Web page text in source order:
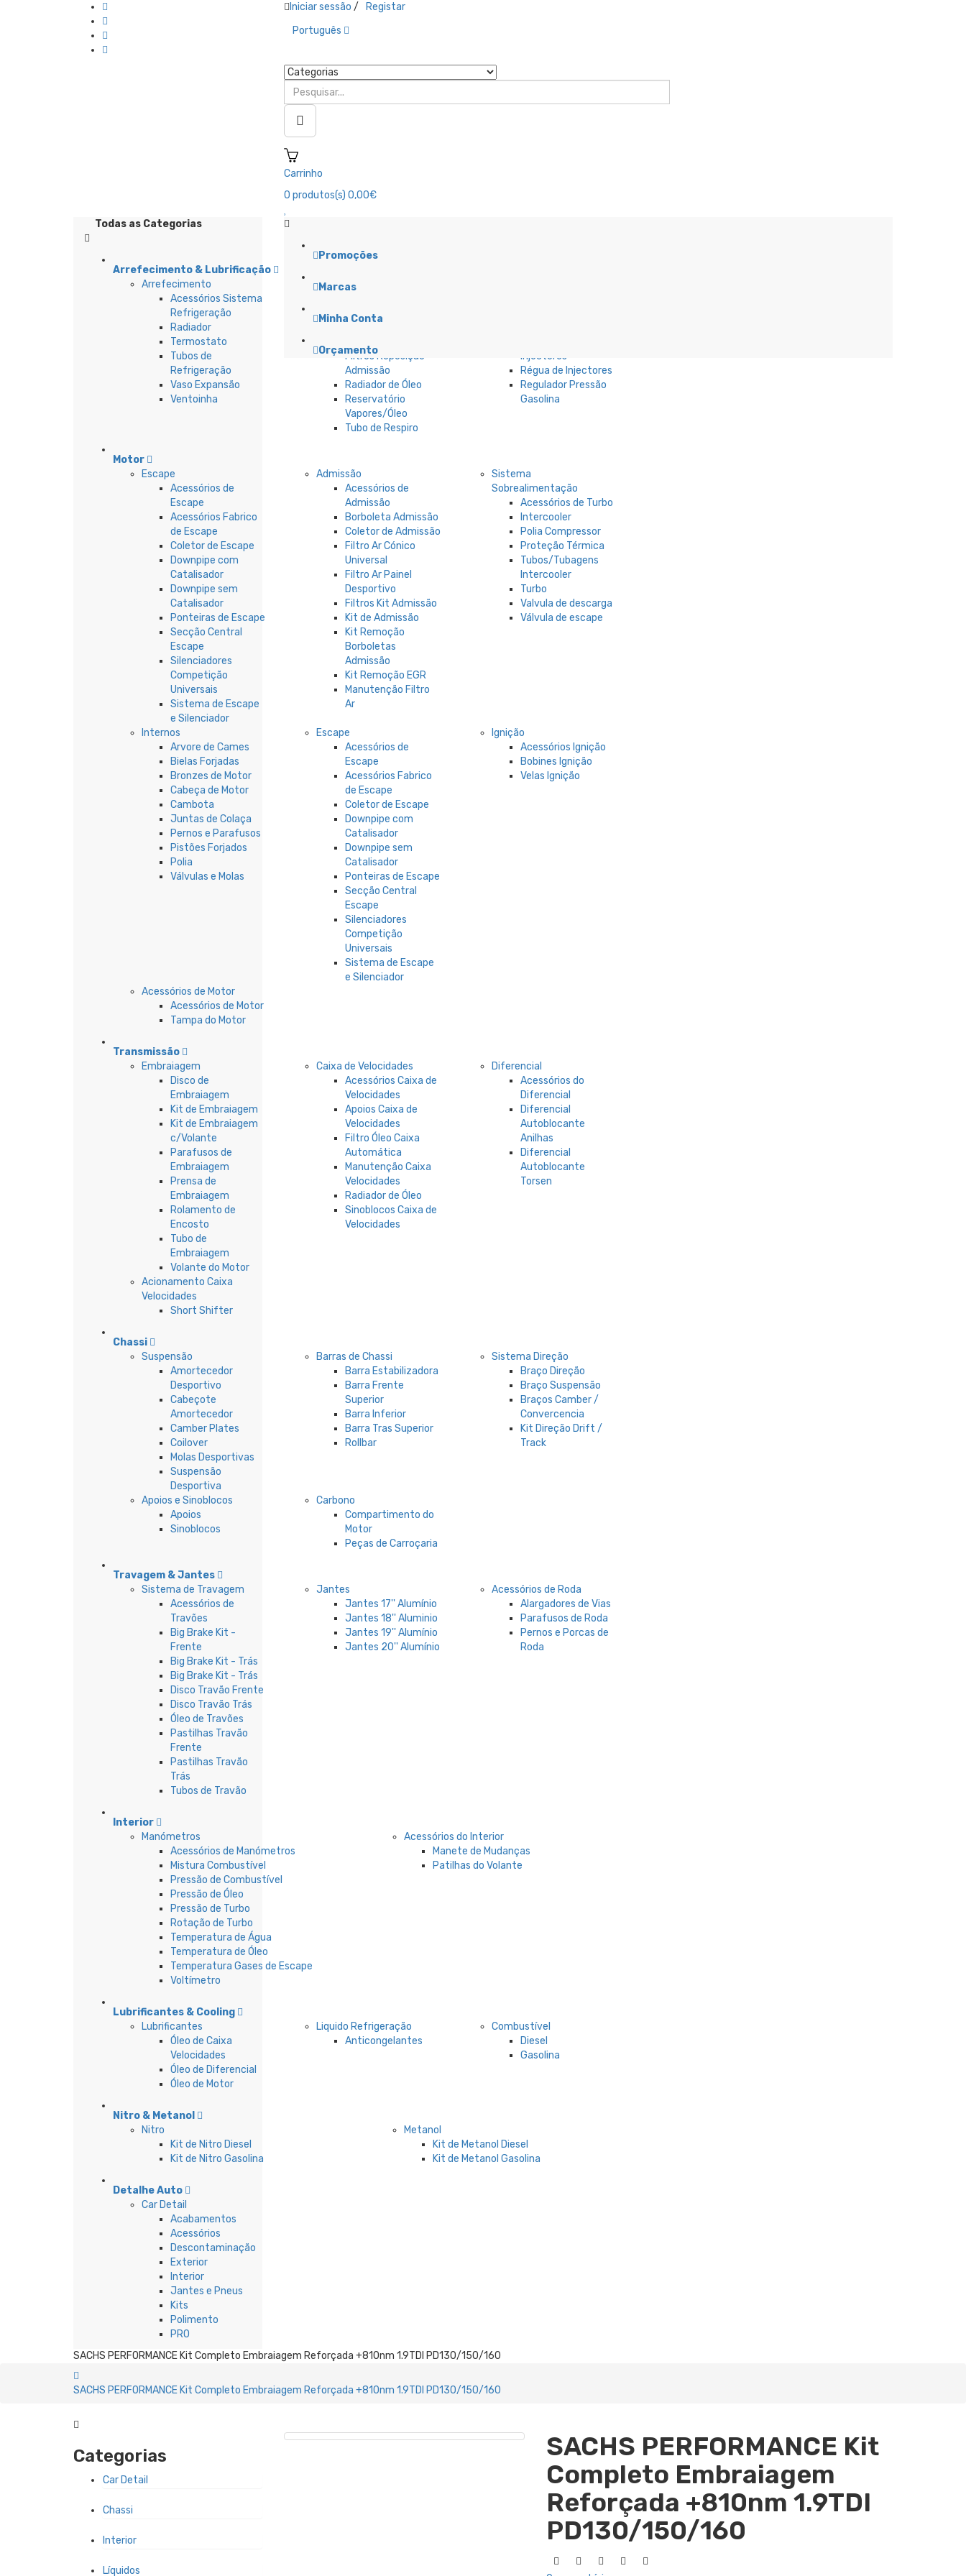
Iniciar sessão /
Registar
Português
Carrinho
0 produtos(s) 0,00€
Todas as Categorias
Arrefecimento & Lubrificação
Arrefecimento
Acessórios Sistema
Refrigeração
Radiador
Termostato
Tubos de
Refrigeração
Vaso Expansão
Ventoinha
Lubrificação
Óleo
Filtros Reposição
Admissão
Radiador de Óleo
Reservatório
Vapores/Óleo
Tubo de Respiro
Injectores
Régua de Injectores
Regulador Pressão
Gasolina
Motor
Escape
Acessórios de
Escape
Acessórios Fabrico
de Escape
Coletor de Escape
Downpipe com
Catalisador
Downpipe sem
Catalisador
Ponteiras de Escape
Secção Central
Escape
Silenciadores
Competição
Universais
Sistema de Escape
e Silenciador
Admissão
Acessórios de
Admissão
Borboleta Admissão
Coletor de Admissão
Filtro Ar Cónico
Universal
Filtro Ar Painel
Desportivo
Filtros Kit Admissão
Kit de Admissão
Kit Remoção
Borboletas
Admissão
Kit Remoção EGR
Manutenção Filtro
Ar
Sistema
Sobrealimentação
Acessórios de Turbo
Intercooler
Polia Compressor
Proteção Térmica
Tubos/Tubagens
Intercooler
Turbo
Valvula de descarga
Válvula de escape
Internos
Arvore de Cames
Bielas Forjadas
Bronzes de Motor
Cabeça de Motor
Cambota
Juntas de Colaça
Pernos e Parafusos
Pistões Forjados
Polia
Válvulas e Molas
Escape
Acessórios de
Escape
Acessórios Fabrico
de Escape
Coletor de Escape
Downpipe com
Catalisador
Downpipe sem
Catalisador
Ponteiras de Escape
Secção Central
Escape
Silenciadores
Competição
Universais
Sistema de Escape
e Silenciador
Ignição
Acessórios Ignição
Bobines Ignição
Velas Ignição
Acessórios de Motor
Acessórios de Motor
Tampa do Motor
Transmissão
Embraiagem
Disco de
Embraiagem
Kit de Embraiagem
Kit de Embraiagem
c/Volante
Parafusos de
Embraiagem
Prensa de
Embraiagem
Rolamento de
Encosto
Tubo de
Embraiagem
Volante do Motor
Caixa de Velocidades
Acessórios Caixa de
Velocidades
Apoios Caixa de
Velocidades
Filtro Óleo Caixa
Automática
Manutenção Caixa
Velocidades
Radiador de Óleo
Sinoblocos Caixa de
Velocidades
Diferencial
Acessórios do
Diferencial
Diferencial
Autoblocante
Anilhas
Diferencial
Autoblocante
Torsen
Acionamento Caixa
Velocidades
Short Shifter
Chassi
Suspensão
Amortecedor
Desportivo
Cabeçote
Amortecedor
Camber Plates
Coilover
Molas Desportivas
Suspensão
Desportiva
Barras de Chassi
Barra Estabilizadora
Barra Frente
Superior
Barra Inferior
Barra Tras Superior
Rollbar
Sistema Direção
Braço Direção
Braço Suspensão
Braços Camber /
Convercencia
Kit Direção Drift /
Track
Apoios e Sinoblocos
Apoios
Sinoblocos
Carbono
Compartimento do
Motor
Peças de Carroçaria
Travagem & Jantes
Sistema de Travagem
Acessórios de
Travões
Big Brake Kit -
Frente
Big Brake Kit - Trás
Big Brake Kit - Trás
Disco Travão Frente
Disco Travão Trás
Óleo de Travões
Pastilhas Travão
Frente
Pastilhas Travão
Trás
Tubos de Travão
Jantes
Jantes 17'' Alumínio
Jantes 18'' Aluminio
Jantes 19'' Alumínio
Jantes 20'' Alumínio
Acessórios de Roda
Alargadores de Vias
Parafusos de Roda
Pernos e Porcas de
Roda
Interior
Manómetros
Acessórios de Manómetros
Mistura Combustível
Pressão de Combustível
Pressão de Óleo
Pressão de Turbo
Rotação de Turbo
Temperatura de Água
Temperatura de Óleo
Temperatura Gases de Escape
Voltímetro
Acessórios do Interior
Manete de Mudanças
Patilhas do Volante
Lubrificantes & Cooling
Lubrificantes
Óleo de Caixa
Velocidades
Óleo de Diferencial
Óleo de Motor
Liquido Refrigeração
Anticongelantes
Combustível
Diesel
Gasolina
Nitro & Metanol
Nitro
Kit de Nitro Diesel
Kit de Nitro Gasolina
Metanol
Kit de Metanol Diesel
Kit de Metanol Gasolina
Detalhe Auto
Car Detail
Acabamentos
Acessórios
Descontaminação
Exterior
Interior
Jantes e Pneus
Kits
Polimento
PRO
Promoções
Marcas
Minha Conta
Orçamento
SACHS PERFORMANCE Kit Completo Embraiagem Reforçada +810nm 1.9TDI PD130/150/160
SACHS PERFORMANCE Kit Completo Embraiagem Reforçada +810nm 1.9TDI PD130/150/160
Categorias
Car Detail
Chassi
Interior
Líquidos
SACHS PERFORMANCE Kit
Completo Embraiagem
Reforçada +810nm 1.9TDI
PD130/150/160